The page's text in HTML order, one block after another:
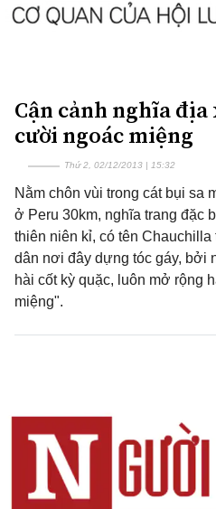
Cận cảnh nghĩa
cười ngoác miệng
Thứ 2, 02/12/2013 | 15:32
Nằm chôn vùi trong cát bụi sa
ở Peru 30km, nghĩa trang đặc
thiên niên kỉ, có tên
dân nơi đây dựng tóc gáy, bởi
hài cốt kỳ quặc, luôn mở rộng
miệng".